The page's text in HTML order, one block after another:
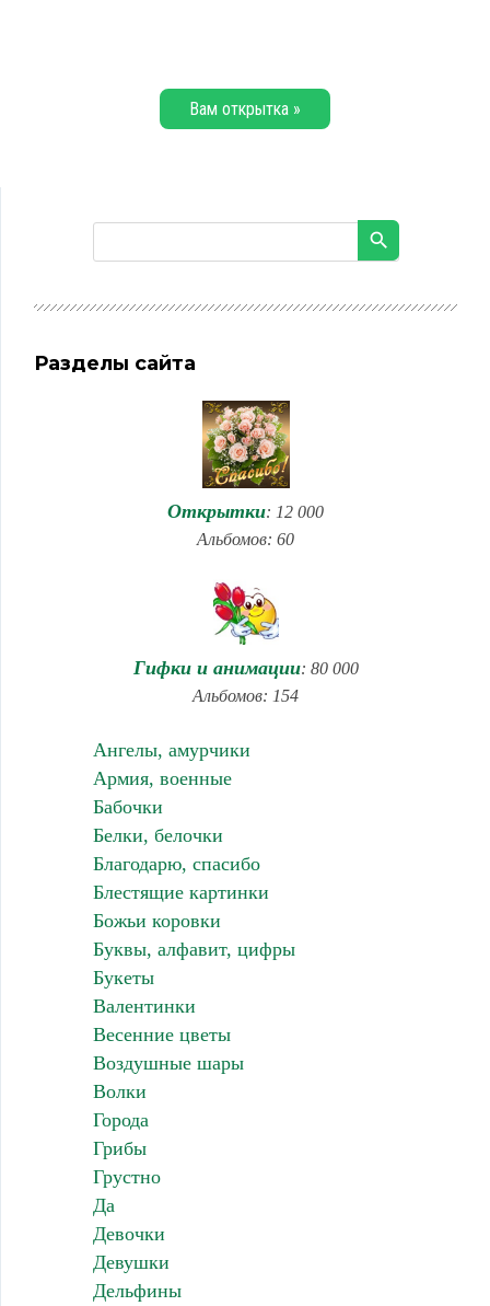
Вам открытка »
Разделы сайта
Открытки: 12 000
Альбомов: 60
Гифки и анимации: 80 000
Альбомов: 154
Ангелы, амурчики
Армия, военные
Бабочки
Белки, белочки
Благодарю, спасибо
Блестящие картинки
Божьи коровки
Буквы, алфавит, цифры
Букеты
Валентинки
Весенние цветы
Воздушные шары
Волки
Города
Грибы
Грустно
Да
Девочки
Девушки
Дельфины